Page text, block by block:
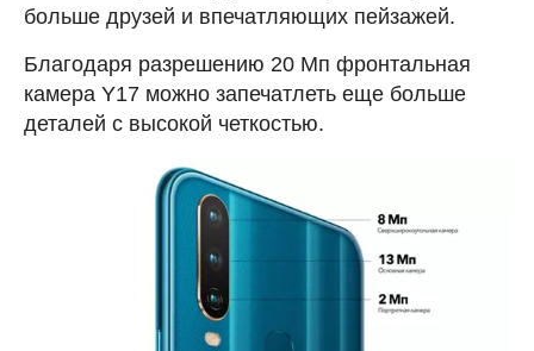
больше друзей и впечатляющих пейзажей.
Благодаря разрешению 20 Мп фронтальная
камера Y17 можно запечатлеть еще больше
деталей с высокой четкостью.